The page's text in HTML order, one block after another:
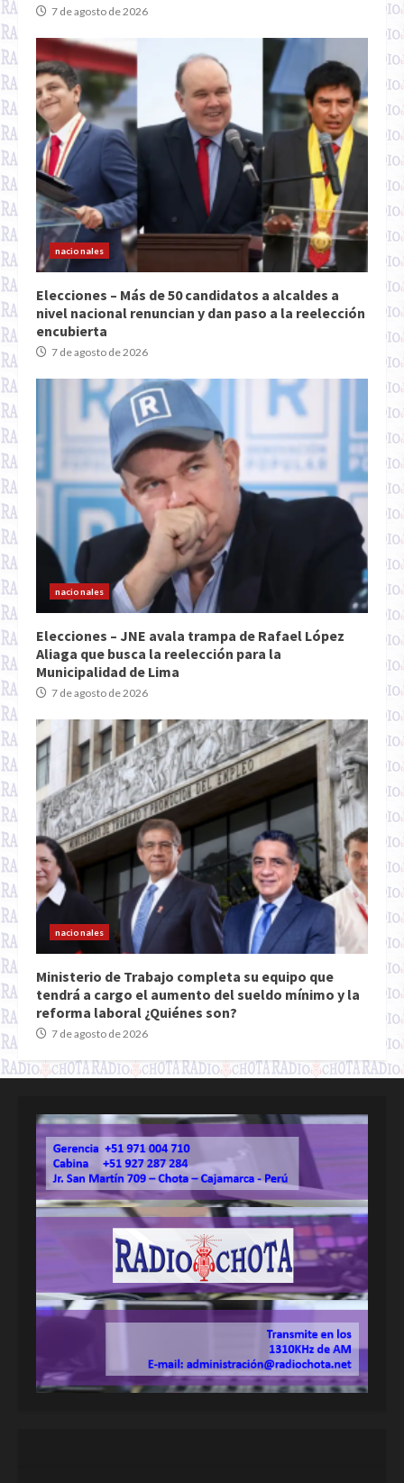
7 de agosto de 2026
nacionales
Elecciones – Más de 50 candidatos a alcaldes a
nivel nacional renuncian y dan paso a la reelección
encubierta
7 de agosto de 2026
nacionales
Elecciones – JNE avala trampa de Rafael López
Aliaga que busca la reelección para la
Municipalidad de Lima
7 de agosto de 2026
nacionales
Ministerio de Trabajo completa su equipo que
tendrá a cargo el aumento del sueldo mínimo y la
reforma laboral ¿Quiénes son?
7 de agosto de 2026